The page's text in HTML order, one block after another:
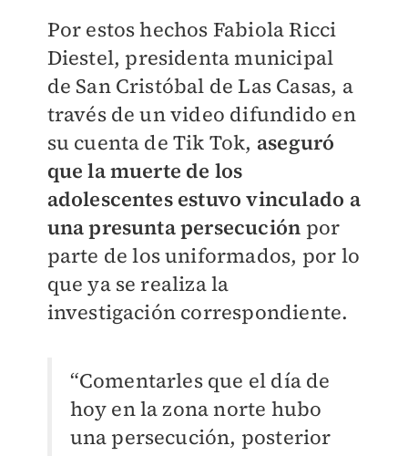
Por estos hechos Fabiola Ricci
Diestel, presidenta municipal
de San Cristóbal de Las Casas, a
través de un video difundido en
su cuenta de Tik Tok, aseguró
que la muerte de los
adolescentes estuvo vinculado a
una presunta persecución por
parte de los uniformados, por lo
que ya se realiza la
investigación correspondiente.
“Comentarles que el día de
hoy en la zona norte hubo
una persecución, posterior